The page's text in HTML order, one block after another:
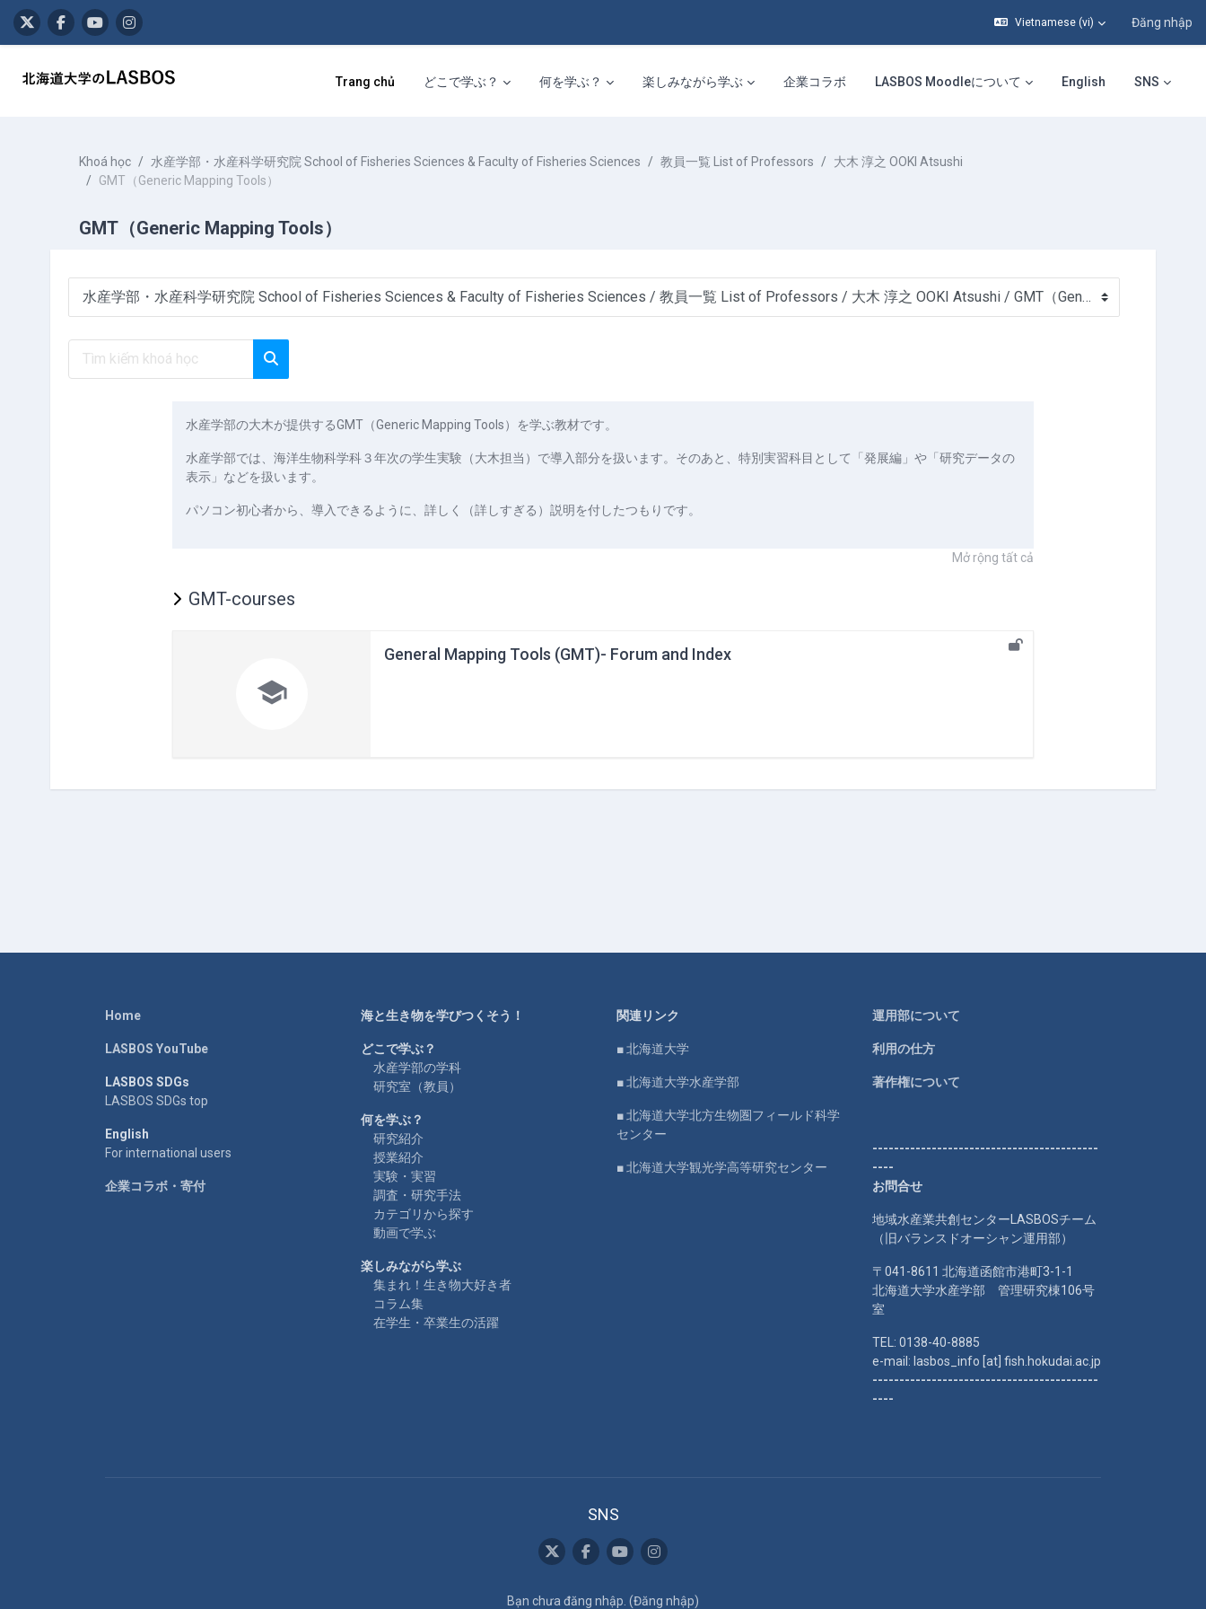
Vietnamese ‎(vi)‎ Đăng nhập
Trang chủ どこで学ぶ？ 何を学ぶ？ 楽しみながら学ぶ 企業コラボ LASBOS Moodleについて English SNS
Khoá học 水産学部・水産科学研究院 School of Fisheries Sciences & Faculty of Fisheries Sciences 教員一覧 List of Professors
大木 淳之 OOKI Atsushi
GMT（Generic Mapping Tools）
GMT（Generic Mapping Tools）
Danh mục khoá học
Tìm kiếm khoá học
水産学部の大木が提供するGMT（Generic Mapping Tools）を学ぶ教材です。
水産学部では、海洋生物科学科３年次の学生実験（大木担当）で導入部分を扱います。そのあと、特別実習科目として「発展編」や「研究データの
表示」などを扱います。
パソコン初心者から、導入できるように、詳しく（詳しすぎる）説明を付したつもりです。
Mở rộng tất cả
GMT-courses

General Mapping Tools (GMT)- Forum and Index
Home
LASBOS YouTube
LASBOS SDGs
LASBOS SDGs top
English
For international users
企業コラボ・寄付
海と生き物を学びつくそう！
どこで学ぶ？
水産学部の学科
研究室（教員）
何を学ぶ？
研究紹介
授業紹介
実験・実習
調査・研究手法
カテゴリから探す
動画で学ぶ
楽しみながら学ぶ
集まれ！生き物大好き者
コラム集
在学生・卒業生の活躍
関連リンク
■ 北海道大学
■ 北海道大学水産学部
■ 北海道大学北方生物圏フィールド科学
センター
■ 北海道大学観光学高等研究センター
運用部について
利用の仕方
著作権について
------------------------------------------
----
お問合せ
地域水産業共創センターLASBOSチーム
（旧バランスドオーシャン運用部）
〒041-8611 北海道函館市港町3-1-1
北海道大学水産学部 管理研究棟106号
室
TEL: 0138-40-8885
e-mail: lasbos_info [at] fish.hokudai.ac.jp
------------------------------------------
----
SNS
Bạn chưa đăng nhập. (Đăng nhập)